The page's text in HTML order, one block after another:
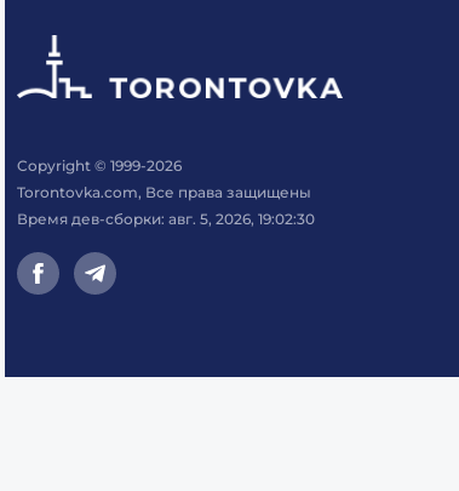
Copyright © 1999-2026
Torontovka.com, Все права защищены
Время дев-сборки: авг. 5, 2026, 19:02:30